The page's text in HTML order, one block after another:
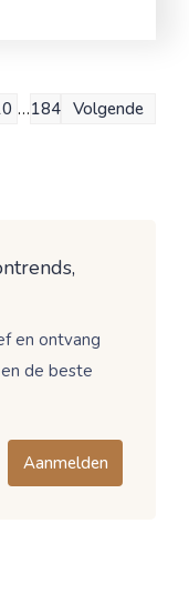
…184 Volgende
en ontvang
de beste
Aanmelden